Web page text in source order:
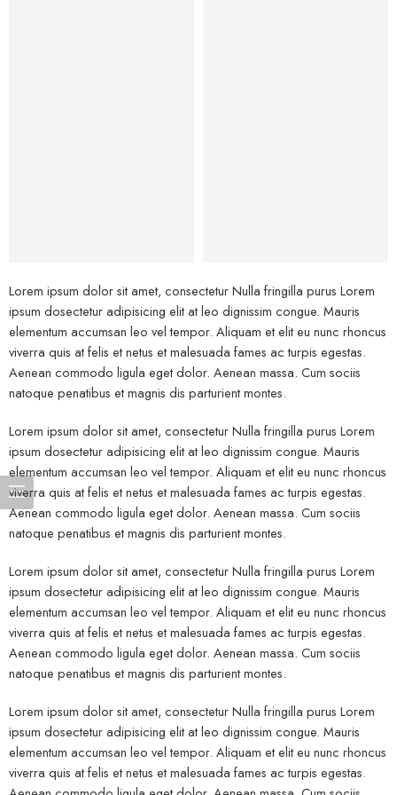
Lorem ipsum dolor sit amet, consectetur Nulla fringilla purus Lorem
ipsum dosectetur adipisicing elit at leo dignissim congue. Mauris
elementum accumsan leo vel tempor. Aliquam et elit eu nunc rhoncus
viverra quis at felis et netus et malesuada fames ac turpis egestas.
Aenean commodo ligula eget dolor. Aenean massa. Cum sociis
natoque penatibus et magnis dis parturient montes.
Lorem ipsum dolor sit amet, consectetur Nulla fringilla purus Lorem
ipsum dosectetur adipisicing elit at leo dignissim congue. Mauris
elementum accumsan leo vel tempor. Aliquam et elit eu nunc rhoncus
viverra quis at felis et netus et malesuada fames ac turpis egestas.
Aenean commodo ligula eget dolor. Aenean massa. Cum sociis
natoque penatibus et magnis dis parturient montes.
Lorem ipsum dolor sit amet, consectetur Nulla fringilla purus Lorem
ipsum dosectetur adipisicing elit at leo dignissim congue. Mauris
elementum accumsan leo vel tempor. Aliquam et elit eu nunc rhoncus
viverra quis at felis et netus et malesuada fames ac turpis egestas.
Aenean commodo ligula eget dolor. Aenean massa. Cum sociis
natoque penatibus et magnis dis parturient montes.
Lorem ipsum dolor sit amet, consectetur Nulla fringilla purus Lorem
ipsum dosectetur adipisicing elit at leo dignissim congue. Mauris
elementum accumsan leo vel tempor. Aliquam et elit eu nunc rhoncus
viverra quis at felis et netus et malesuada fames ac turpis egestas.